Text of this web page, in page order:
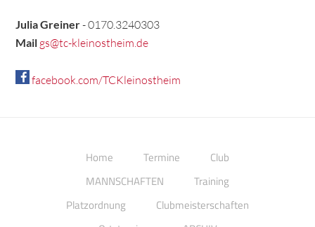
Julia Greiner- 0170.3240303
Mail gs@tc-kleinostheim.de
facebook.com/TCKleinostheim
Home Termine
Club
MANNSCHAFTEN
Training
Platzordnung
Clubmeisterschaften